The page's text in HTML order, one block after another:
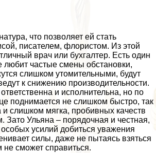
что позволяет ей стать
писателем, флористом. Из этой
врач или бухгалтер. Есть один
любит частые смены обстановки,
слишком утомительными, будут
к снижению производительности.
и исполнительна, но по
поднимается не слишком быстро, так
и слишком мягка, пробивных качеств
Зато Ульяна – порядочная и честная,
особых усилий добиться уважения
силы, даже не пытаясь взяться
не сможет справиться.